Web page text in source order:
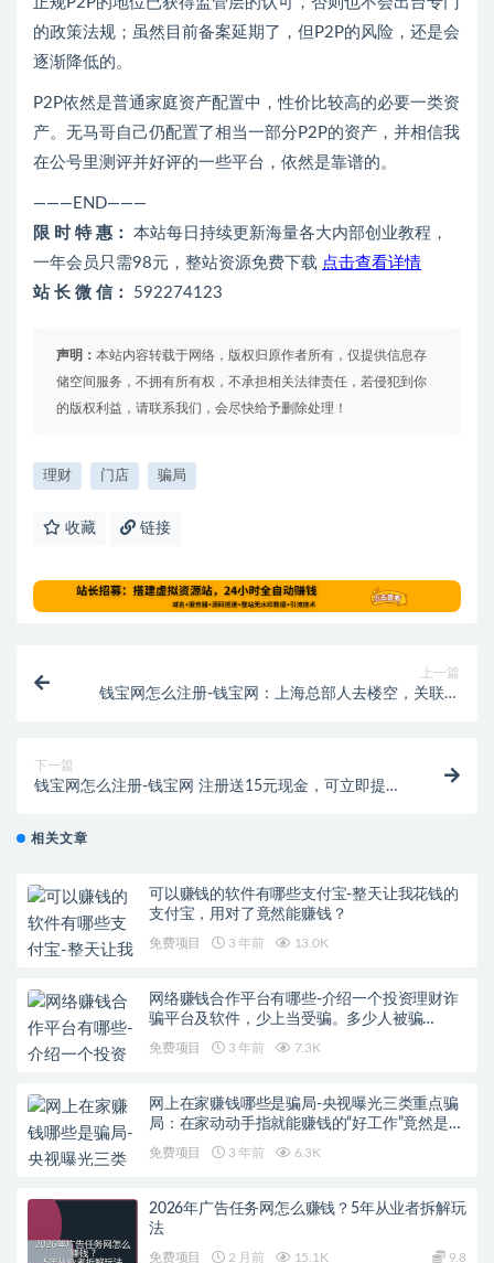
的政策法规；虽然目前备案延期了，但P2P的风险，还是会
逐渐降低的。
P2P依然是普通家庭资产配置中，性价比较高的必要一类资
产。无马哥自己仍配置了相当一部分P2P的资产，并相信我
在公号里测评并好评的一些平台，依然是靠谱的。
———END———
限 时 特 惠： 本站每日持续更新海量各大内部创业教程，
一年会员只需98元，整站资源免费下载 点击查看详情
站 长 微 信： 592274123
声明： 本站内容转载于网络，版权归原作者所有，仅提供信息存
储空间服务，不拥有所有权，不承担相关法律责任，若侵犯到你
的版权利益，请联系我们，会尽快给予删除处理！
理财 门店 骗局
收藏 链接
上一篇
钱宝网怎么注册-钱宝网：上海总部人去楼空，关联公
下一篇
钱宝网怎么注册-钱宝网 注册送15元现金，可立即提
相关文章
可以赚钱的软件有哪些支付宝-整天让我花钱的
支付宝，用对了竟然能赚钱？
免费项目 3 年前 13.0K
网络赚钱合作平台有哪些-介绍一个投资理财诈
骗平台及软件，少上当受骗。多少人被骗…
免费项目 3 年前 7.3K
网上在家赚钱哪些是骗局-央视曝光三类重点骗
局：在家动动手指就能赚钱的“好工作”竟然是…
免费项目 3 年前 6.3K
2026年广告任务网怎么赚钱？5年从业者拆解玩
法
免费项目 2 月前 15.1K 9.8